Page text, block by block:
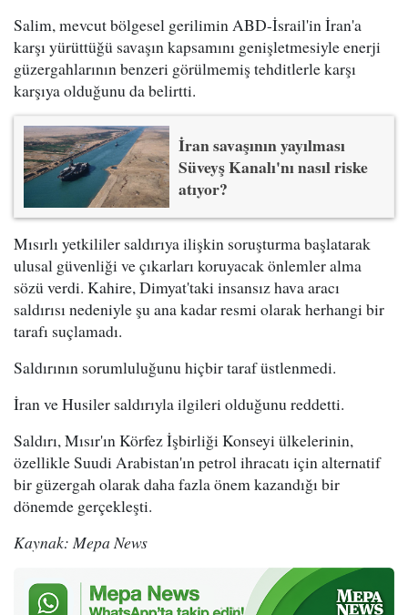
Salim, mevcut bölgesel gerilimin ABD-İsrail'in İran'a
karşı yürüttüğü savaşın kapsamını genişletmesiyle enerji
güzergahlarının benzeri görülmemiş tehditlerle karşı
karşıya olduğunu da belirtti.
İran savaşının yayılması
Süveyş Kanalı'nı nasıl riske
atıyor?
Mısırlı yetkililer saldırıya ilişkin soruşturma başlatarak
ulusal güvenliği ve çıkarları koruyacak önlemler alma
sözü verdi. Kahire, Dimyat'taki insansız hava aracı
saldırısı nedeniyle şu ana kadar resmi olarak herhangi bir
tarafı suçlamadı.
Saldırının sorumluluğunu hiçbir taraf üstlenmedi.
İran ve Husiler saldırıyla ilgileri olduğunu reddetti.
Saldırı, Mısır'ın Körfez İşbirliği Konseyi ülkelerinin,
özellikle Suudi Arabistan'ın petrol ihracatı için alternatif
bir güzergah olarak daha fazla önem kazandığı bir
dönemde gerçekleşti.
Kaynak: Mepa News